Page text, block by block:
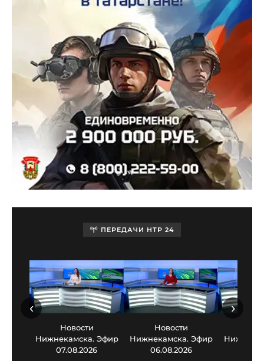
ПЕРЕДАЧИ НТР 24
Новости
Нижнекамска. Эфир
07.08.2026
Новости
Нижнекамска. Эфир
06.08.2026
‹ ›